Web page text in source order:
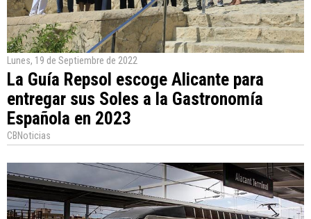
Lunes, 19 de Septiembre de 2022
La Guía Repsol escoge Alicante para
entregar sus Soles a la Gastronomía
Española en 2023
CBNoticias